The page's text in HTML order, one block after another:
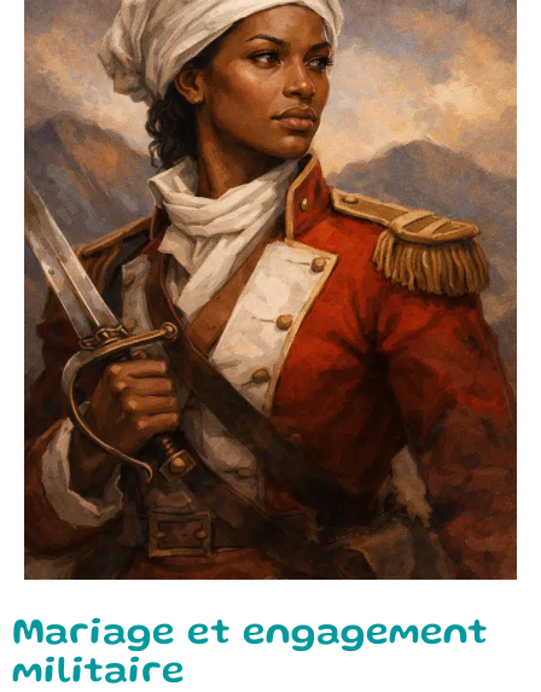
Mariage et engagement
militaire